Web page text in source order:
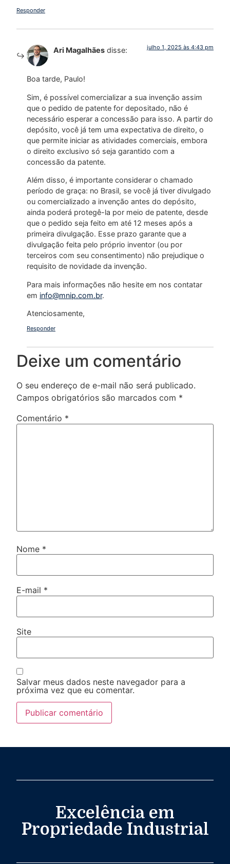
Responder
Ari Magalhães disse: julho 1, 2025 às 4:43 pm
Boa tarde, Paulo!
Sim, é possível comercializar a sua invenção assim
que o pedido de patente for depositado, não é
necessário esperar a concessão para isso. A partir do
depósito, você já tem uma expectativa de direito, o
que permite iniciar as atividades comerciais, embora
o direito exclusivo só seja garantido com a
concessão da patente.
Além disso, é importante considerar o chamado
período de graça: no Brasil, se você já tiver divulgado
ou comercializado a invenção antes do depósito,
ainda poderá protegê-la por meio de patente, desde
que o pedido seja feito em até 12 meses após a
primeira divulgação. Esse prazo garante que a
divulgação feita pelo próprio inventor (ou por
terceiros com seu consentimento) não prejudique o
requisito de novidade da invenção.
Para mais informações não hesite em nos contatar
em info@mnip.com.br.
Atenciosamente,
Responder
Deixe um comentário
O seu endereço de e-mail não será publicado.
Campos obrigatórios são marcados com *
Comentário *
Nome *
E-mail *
Site
Salvar meus dados neste navegador para a
próxima vez que eu comentar.
Excelência em
Propriedade Industrial